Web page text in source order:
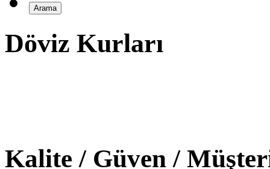
Döviz Kurları
Kalite / Güven /